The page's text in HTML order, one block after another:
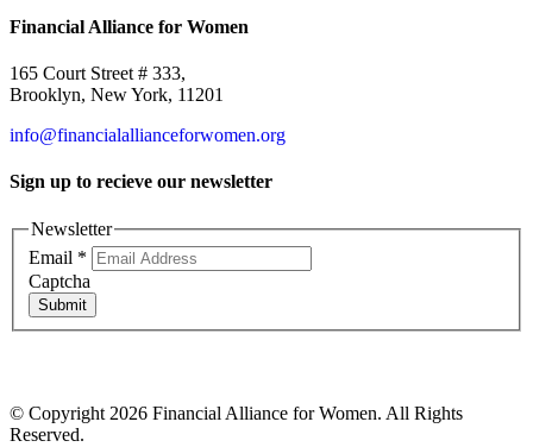
Financial Alliance for Women
165 Court Street # 333,
Brooklyn, New York, 11201
info@financialallianceforwomen.org
Sign up to recieve our newsletter
Newsletter
Email *
Captcha
Submit
© Copyright 2026 Financial Alliance for Women. All Rights
Reserved.